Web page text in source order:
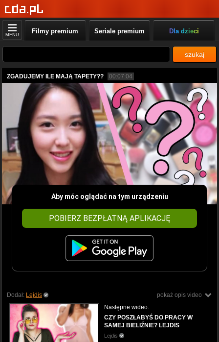
MENU Filmy premium Seriale premium Dla dzieci
szukaj
ZGADUJEMY ILE MAJĄ TAPETY?? 00:07:04
Aby móc oglądać na tym urządzeniu
POBIERZ BEZPŁATNĄ APLIKACJĘ
pokaż opis video
Dodał: Lejdis
Następne wideo:
CZY POSZŁABYŚ DO PRACY W
SAMEJ BIELIŹNIE? LEJDIS
Lejdis